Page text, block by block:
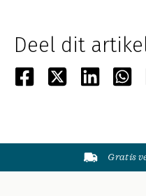
Deel dit
Gratis